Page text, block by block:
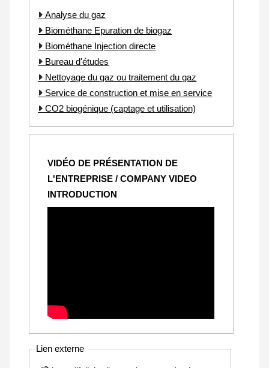
Analyse du gaz
Biométhane Epuration de biogaz
Biométhane Injection directe
Bureau d'études
Nettoyage du gaz ou traitement du gaz
Service de construction et mise en service
CO2 biogénique (captage et utilisation)
VIDÉO DE PRÉSENTATION DE
L'ENTREPRISE / COMPANY VIDEO
INTRODUCTION
Lien externe